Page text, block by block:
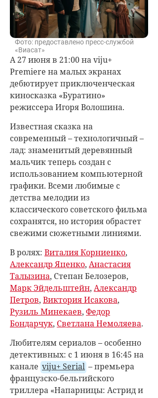
Фото: предоставлено пресс-службой
«Виасат»
А 27 июня в 21:00 на viju+
Premiere на малых экранах
дебютирует приключенческая
киносказка «Буратино»
режиссера Игоря Волошина.
Известная сказка на
современный – технологичный –
лад: знаменитый деревянный
мальчик теперь создан с
использованием компьютерной
графики. Всеми любимые с
детства мелодии из
классического советского фильма
сохранятся, но история обрастет
свежими сюжетными линиями.
В ролях: Виталия Корниенко,
Александр Яценко, Анастасия
Талызина, Степан Белозеров,
Марк Эйдельштейн, Александр
Петров, Виктория Исакова,
Рузиль Минекаев, Федор
Бондарчук, Светлана Немоляева.
Любителям сериалов – особенно
детективных: с 1 июня в 16:45 на
канале viju+ Serial – премьера
французско-бельгийского
триллера «Напарницы: Астрид и